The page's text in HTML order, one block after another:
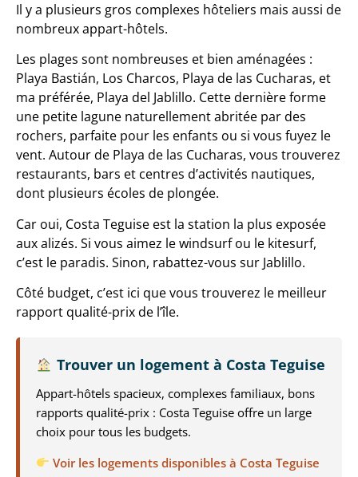
Il y a plusieurs gros complexes hôteliers mais aussi de
nombreux appart-hôtels.
Les plages sont nombreuses et bien aménagées :
Playa Bastián, Los Charcos, Playa de las Cucharas, et
ma préférée, Playa del Jablillo. Cette dernière forme
une petite lagune naturellement abritée par des
rochers, parfaite pour les enfants ou si vous fuyez le
vent. Autour de Playa de las Cucharas, vous trouverez
restaurants, bars et centres d’activités nautiques,
dont plusieurs écoles de plongée.
Car oui, Costa Teguise est la station la plus exposée
aux alizés. Si vous aimez le windsurf ou le kitesurf,
c’est le paradis. Sinon, rabattez-vous sur Jablillo.
Côté budget, c’est ici que vous trouverez le meilleur
rapport qualité-prix de l’île.
Trouver un logement à Costa Teguise
Appart-hôtels spacieux, complexes familiaux, bons
rapports qualité-prix : Costa Teguise offre un large
choix pour tous les budgets.
Voir les logements disponibles à Costa Teguise